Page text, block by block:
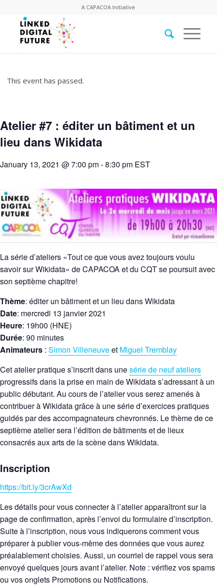
ACAPACOA Initiative
This event has passed.
Atelier #7 : éditer un bâtiment et un
lieu dans Wikidata
January 13, 2021 @ 7:00 pm-8:30 pm EST
La série d’ateliers «Tout ce que vous avez toujours voulu
savoir sur Wikidata» de CAPACOA et du CQT se poursuit avec
son septième chapitre!
Thème: éditer un bâtiment et un lieu dans Wikidata
Date: mercredi 13 janvier 2021
Heure: 19h00 (HNE)
Durée: 90 minutes
Animateurs : Simon Villeneuveet Miguel Tremblay
Cet atelier pratique s’inscrit dans unesérie de neuf ateliers
progressifs dans la prise en main de Wikidata s’adressant à un
public débutant. Au cours de l’atelier vous serez amenés à
contribuer à Wikidata grâce à une série d’exercices pratiques
guidés par des accompagnateurs chevronnés. Le thème de ce
septième atelier sera l’édition de bâtiments et de lieux
consacrés aux arts de la scène dans Wikidata.
Inscription
https://bit.ly/3crAwXd
Les détails pour vous connecter à l’atelier apparaîtront sur la
page de confirmation, après l’envoi du formulaire d’inscription.
Suite à l’inscription, nous vous indiquerons comment vous
préparer à publier vous-même des données que vous aurez
préalablement choisies. Aussi, un courriel de rappel vous sera
envoyé quelques jours avant l’atelier. Note : vérifiez vos spams
ou vos onglets Promotions ou Notifications.